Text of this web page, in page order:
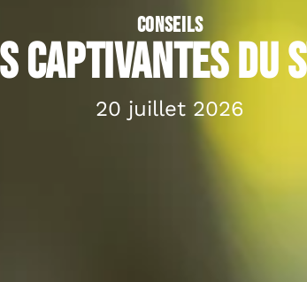
CONSEILS
captivantes du
20 juillet 2026